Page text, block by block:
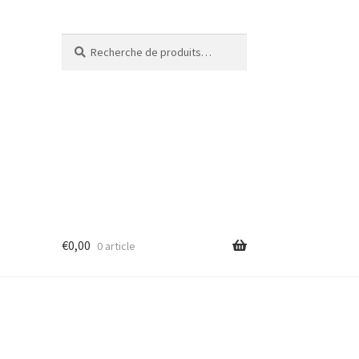
€0,00 0 article